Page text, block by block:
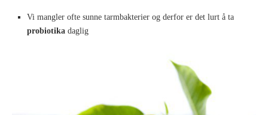
Vi mangler ofte sunne tarmbakterier og derfor er det lurt å ta
probiotika daglig